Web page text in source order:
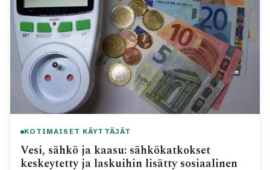
KOTIMAISET KÄYTTÄJÄT
Vesi, sähkö ja kaasu: sähkökatkokset
keskeytetty ja laskuihin lisätty sosiaalinen